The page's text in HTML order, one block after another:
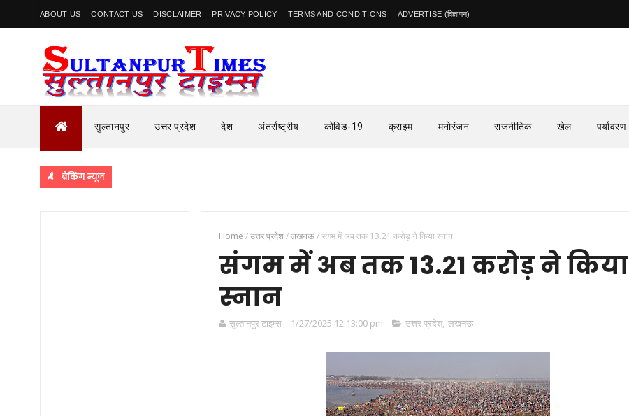
ABOUT US CONTACT US DISCLAIMER PRIVACY POLICY TERMS AND CONDITIONS ADVERTISE (विज्ञापन)
सुल्तानपुर उत्तर प्रदेश देश अंतर्राष्ट्रीय कोविड-19 क्राइम मनोरंजन राजनीतिक खेल पर्यावरण
ब्रेकिंग न्यूज
Home /उत्तर प्रदेश/लखनऊ/संगम में अब तक 13.21 करोड़ ने किया स्नान
संगम में अब तक 13.21 करोड़ ने किया
स्नान
सुल्तानपुर टाइम्स 1/27/2025 12:13:00 pm उत्तर प्रदेश, लखनऊ